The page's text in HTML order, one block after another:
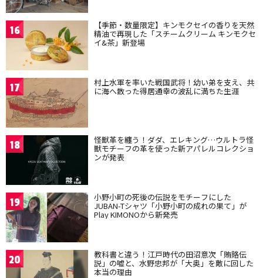
16 【季節・数量限定】キンモクセイの香りを天然
精油で再現した「スチームクリーム キンモクセ
イ&茶」新登場
17 村上水軍を率いた戦国武将！幼い弟を支え、共
に海へ散った得居通幸の波乱に満ちた生涯
18 怪獣革を纏う！ダダ、エレキング…ウルトラ怪
獣モチーフの革を使った新アパレルコレクショ
ンが発表
19 小野小町の死後の伝説をモチーフにした
JUBAN-Tシャツ「小野小町の成れの果て」が
Play KIMONOから新発売
20 教科書と違う！江戸時代の田沼意次「賄賂伝
説」の嘘と、水野忠邦が「大奥」を敵に回した
本当の理由